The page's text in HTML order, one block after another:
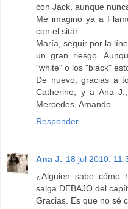
con Jack, aunque
Me imagino ya a
con el sitár.
María, seguir por la
un gran riesgo.
"white" o los "black"
De nuevo, gracias a
Catherine, y a Ana
Mercedes, Amando.
Responder
Ana J. 18 jul 2010,
¿Alguien sabe cómo
salga DEBAJO del
Gracias. Es que no sé